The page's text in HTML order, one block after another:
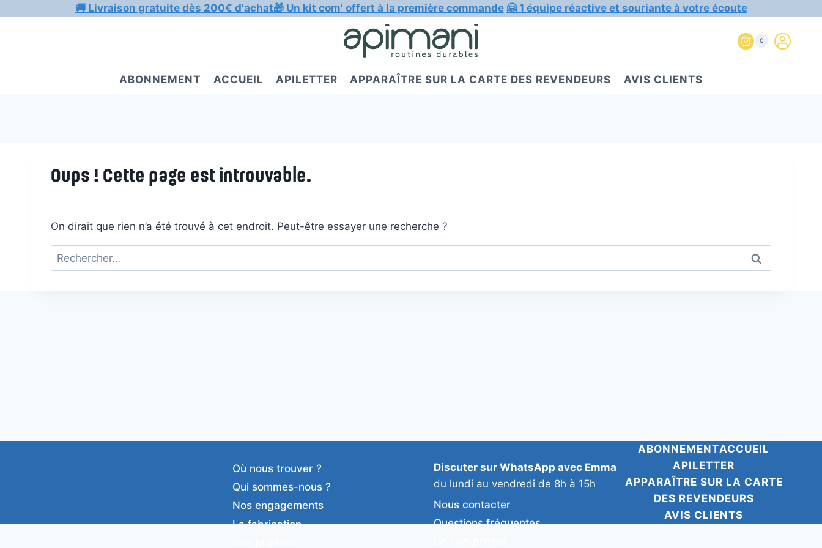
🚚 Livraison gratuite dès 200€ d'achat🎁 Un kit com' offert à la première commande 🤗 1 équipe réactive et souriante à votre écoute
0
ABONNEMENT ACCUEIL APILETTER APPARAÎTRE SUR LA CARTE DES REVENDEURS AVIS CLIENTS
Oups ! Cette page est introuvable.
On dirait que rien n’a été trouvé à cet endroit. Peut-être essayer une recherche ?
Rechercher :
Où nous trouver ?
Qui sommes-nous ?
Nos engagements
La fabrication
Discuter sur WhatsApp avec Emma
du lundi au vendredi de 8h à 15h
Nous contacter
Questions fréquentes
ABONNEMENTACCUEIL
APILETTER
APPARAÎTRE SUR LA CARTE
DES REVENDEURS
AVIS CLIENTS